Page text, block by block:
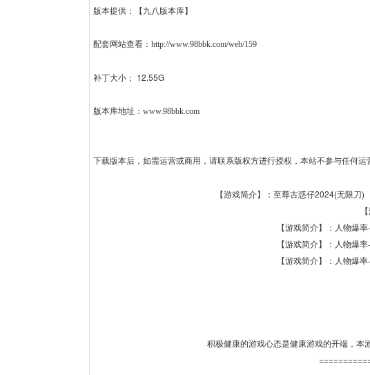
版本提供：【九八版本库】
配套网站查看： http://www.98bbk.com/web/159
补丁大小； 12.55G
版本库地址：www.98bbk.com
下载版本后，如需运营或商用，请联系版权方进行授权，本站不参与任何
【游戏简介】：至尊古惑仔2024(无限刀)
【游戏简介】：人物爆
【游戏简介】：人物爆
【游戏简介】：人物爆
积极健康的游戏心态是健康游戏的开端，本